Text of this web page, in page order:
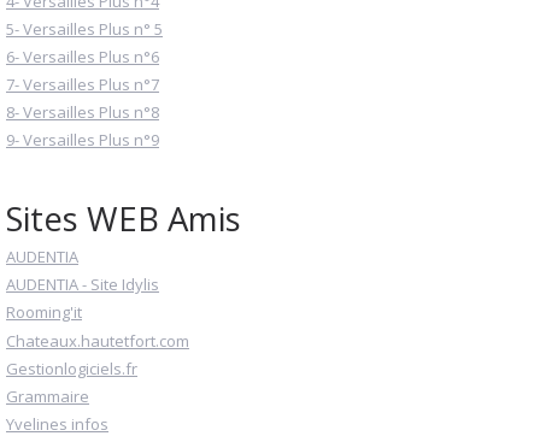
5- Versailles Plus n° 5
6- Versailles Plus n°6
7- Versailles Plus n°7
8- Versailles Plus n°8
9- Versailles Plus n°9
Sites WEB Amis
AUDENTIA
AUDENTIA - Site Idylis
Rooming'it
Chateaux.hautetfort.com
Gestionlogiciels.fr
Grammaire
Yvelines infos